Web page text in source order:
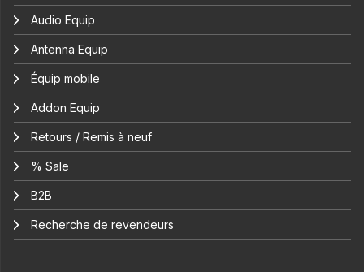
Audio Equip
Antenna Equip
Équip mobile
Addon Equip
Retours / Remis à neuf
% Sale
B2B
Recherche de revendeurs